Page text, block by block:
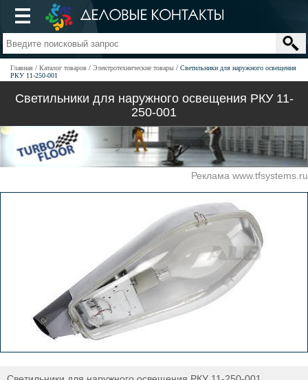
Главная Каталог товаров Электротехнические товары
Светильники для наружного освещения
РКУ 11-250-001
Светильники для наружного освещения РКУ 11-
250-001
Реклама www.tfsystems.ru